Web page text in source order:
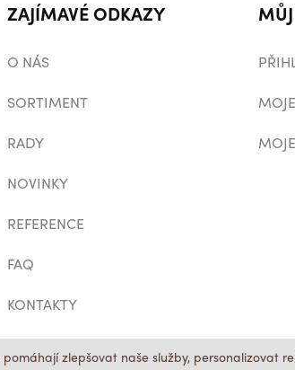
zlepšovat naše služby, personalizovat
ZAJÍMAVÉ ODKAZY
O NÁS
SORTIMENT
RADY
NOVINKY
REFERENCE
FAQ
KONTAKTY